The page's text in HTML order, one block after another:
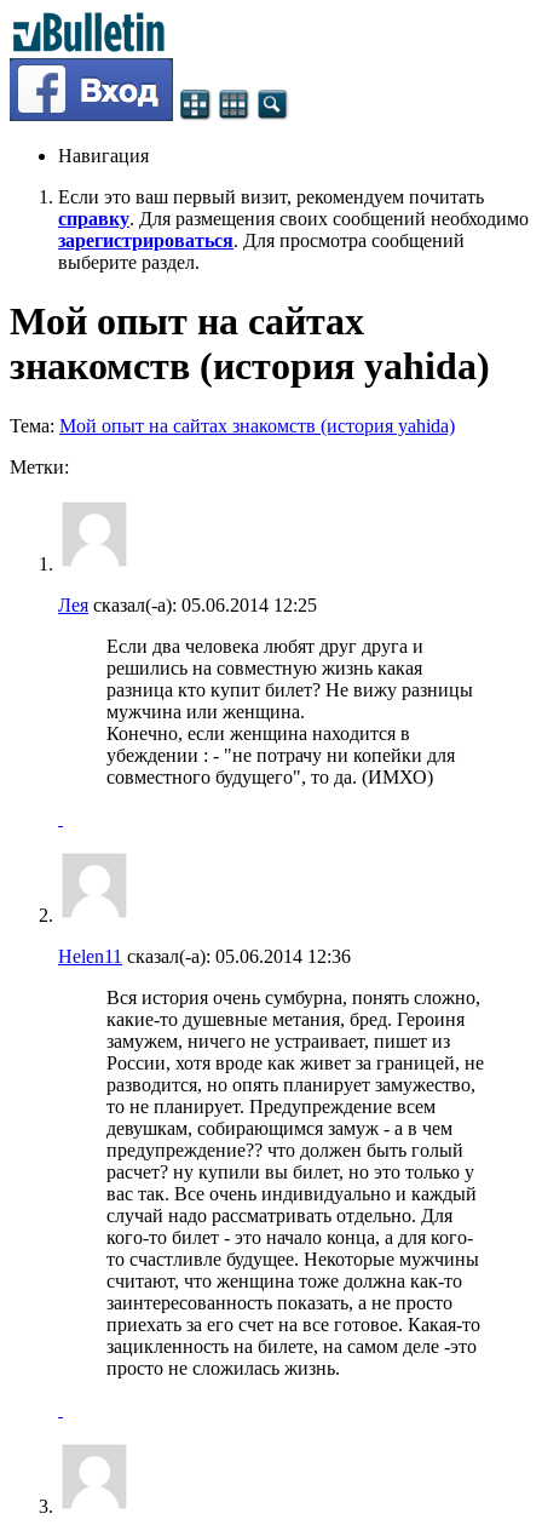
Навигация
Если это ваш первый визит, рекомендуем почитать
справку. Для размещения своих сообщений необходимо
зарегистрироваться. Для просмотра сообщений
выберите раздел.
Мой опыт на сайтах
знакомств (история yahida)
Тема: Мой опыт на сайтах знакомств (история yahida)
Метки:
Лея сказал(-а): 05.06.2014 12:25
Если два человека любят друг друга и
решились на совместную жизнь какая
разница кто купит билет? Не вижу разницы
мужчина или женщина.
Конечно, если женщина находится в
убеждении : - "не потрачу ни копейки для
совместного будущего", то да. (ИМХО)
Helen11 сказал(-а): 05.06.2014 12:36
Вся история очень сумбурна, понять сложно,
какие-то душевные метания, бред. Героиня
замужем, ничего не устраивает, пишет из
России, хотя вроде как живет за границей, не
разводится, но опять планирует замужество,
то не планирует. Предупреждение всем
девушкам, собирающимся замуж - а в чем
предупреждение?? что должен быть голый
расчет? ну купили вы билет, но это только у
вас так. Все очень индивидуально и каждый
случай надо рассматривать отдельно. Для
кого-то билет - это начало конца, а для кого-
то счастливле будущее. Некоторые мужчины
считают, что женщина тоже должна как-то
заинтересованность показать, а не просто
приехать за его счет на все готовое. Какая-то
зацикленность на билете, на самом деле -это
просто не сложилась жизнь.